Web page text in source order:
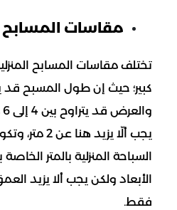
مقاسات المسابح
تختلف مقاسات المسابح
يجب ألّا يزيد
السباحة المنزلية بالمتر
الأبعاد ولكن يجب ألا يزيد
فقط.